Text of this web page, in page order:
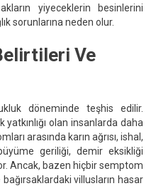
Yaşam
Tarzı
yiyeceklerin besinlerini
sorunlarına neden olur.
Ve
döneminde teşhis edilir.
yatkınlığı olan insanlarda daha
arasında karın ağrısı, ishal,
geriliği, demir eksikliği
Ancak, bazen hiçbir semptom
villusların hasar